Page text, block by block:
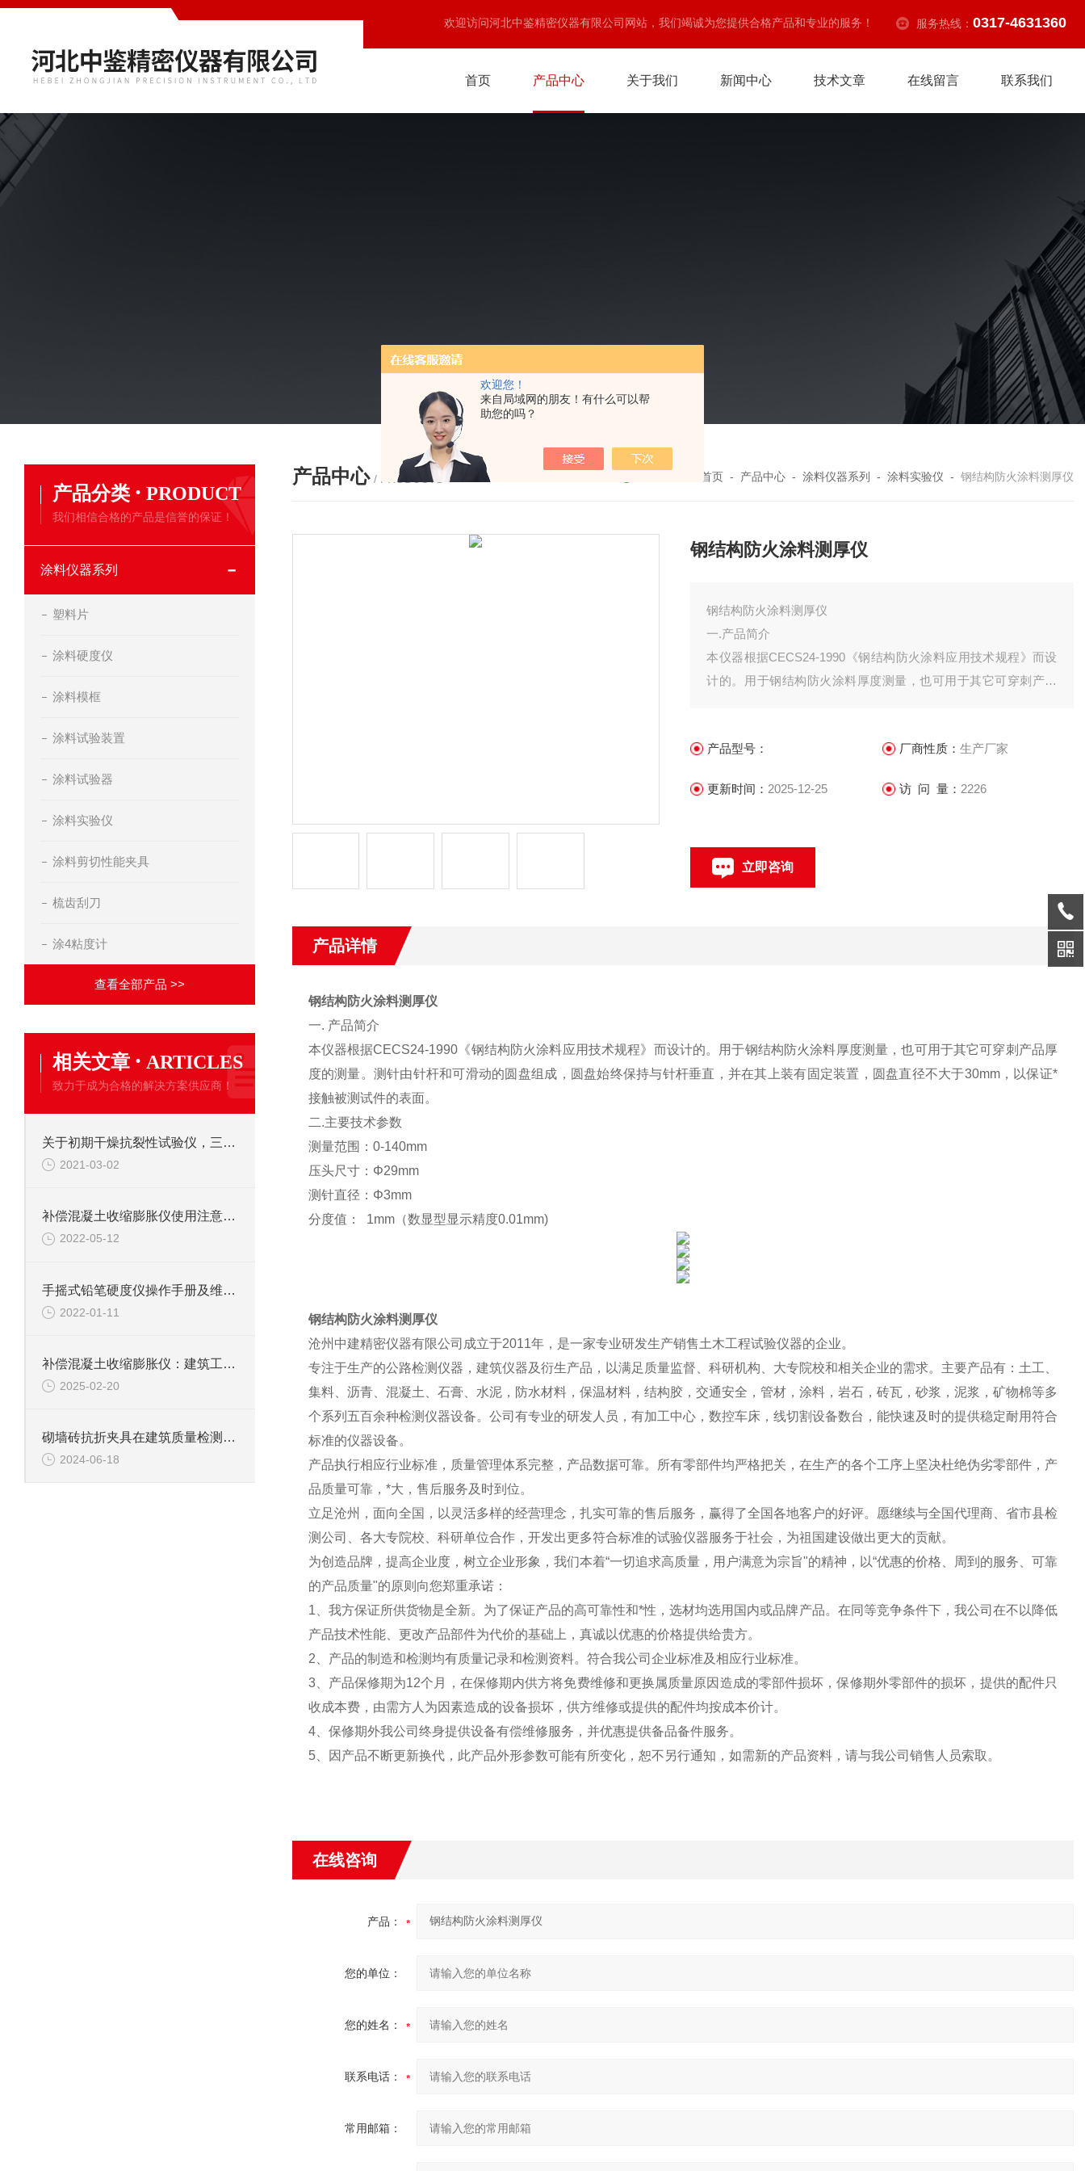
欢迎您！
来自局域网的朋友！有什么可以帮
助您的吗？
欢迎访问河北中鉴精密仪器有限公司网站，我们竭诚为您提供合格产品和专业的服务！ 服务热线： 0317-4631360
首页 产品中心 关于我们 新闻中心 技术文章 在线留言 联系我们
产品分类 · PRODUCT
我们相信合格的产品是信誉的保证！
涂料仪器系列
塑料片
涂料硬度仪
涂料模框
涂料试验装置
涂料试验器
涂料实验仪
涂料剪切性能夹具
梳齿刮刀
涂4粘度计
查看全部产品 >>
相关文章 · ARTICLES
致力于成为合格的解决方案供应商！
关于初期干燥抗裂性试验仪，三分钟您就懂
2021-03-02
补偿混凝土收缩膨胀仪使用注意事项
2022-05-12
手摇式铅笔硬度仪操作手册及维护方法
2022-01-11
补偿混凝土收缩膨胀仪：建筑工程中的精准守护者
2025-02-20
砌墙砖抗折夹具在建筑质量检测中的关键作用
2024-06-18
产品中心 / PRODUCTS 首页 - 产品中心 - 涂料仪器系列 - 涂料实验仪 - 钢结构防火涂料测厚仪
钢结构防火涂料测厚仪
钢结构防火涂料测厚仪
一.产品简介
本仪器根据CECS24-1990《钢结构防火涂料应用技术规程》而设
计的。用于钢结构防火涂料厚度测量，也可用于其它可穿刺产品
证*接触被测试件的表面。
产品型号： 厂商性质： 生产厂家
更新时间： 2025-12-25 访 问 量： 2226
立即咨询
产品详情
钢结构防火涂料测厚仪
一. 产品简介
本仪器根据CECS24-1990《钢结构防火涂料应用技术规程》而设计的。用于钢结构防火涂料厚度测量，也可用于其它可穿刺产品厚
度的测量。测针由针杆和可滑动的圆盘组成，圆盘始终保持与针杆垂直，并在其上装有固定装置，圆盘直径不大于30mm，以保证*
接触被测试件的表面。
二.主要技术参数
测量范围：0-140mm
压头尺寸：Φ29mm
测针直径：Φ3mm
分度值： 1mm（数显型显示精度0.01mm)
钢结构防火涂料测厚仪
沧州中建精密仪器有限公司成立于2011年，是一家专业研发生产销售土木工程试验仪器的企业。
专注于生产的公路检测仪器，建筑仪器及衍生产品，以满足质量监督、科研机构、大专院校和相关企业的需求。主要产品有：土工、
集料、沥青、混凝土、石膏、水泥，防水材料，保温材料，结构胶，交通安全，管材，涂料，岩石，砖瓦，砂浆，泥浆，矿物棉等多
个系列五百余种检测仪器设备。公司有专业的研发人员，有加工中心，数控车床，线切割设备数台，能快速及时的提供稳定耐用符合
标准的仪器设备。
产品执行相应行业标准，质量管理体系完整，产品数据可靠。所有零部件均严格把关，在生产的各个工序上坚决杜绝伪劣零部件，产
品质量可靠，*大，售后服务及时到位。
立足沧州，面向全国，以灵活多样的经营理念，扎实可靠的售后服务，赢得了全国各地客户的好评。愿继续与全国代理商、省市县检
测公司、各大专院校、科研单位合作，开发出更多符合标准的试验仪器服务于社会，为祖国建设做出更大的贡献。
为创造品牌，提高企业度，树立企业形象，我们本着“一切追求高质量，用户满意为宗旨"的精神，以“优惠的价格、周到的服务、可靠
的产品质量"的原则向您郑重承诺：
1、我方保证所供货物是全新。为了保证产品的高可靠性和*性，选材均选用国内或品牌产品。在同等竞争条件下，我公司在不以降低
产品技术性能、更改产品部件为代价的基础上，真诚以优惠的价格提供给贵方。
2、产品的制造和检测均有质量记录和检测资料。符合我公司企业标准及相应行业标准。
3、产品保修期为12个月，在保修期内供方将免费维修和更换属质量原因造成的零部件损坏，保修期外零部件的损坏，提供的配件只
收成本费，由需方人为因素造成的设备损坏，供方维修或提供的配件均按成本价计。
4、保修期外我公司终身提供设备有偿维修服务，并优惠提供备品备件服务。
5、因产品不断更新换代，此产品外形参数可能有所变化，恕不另行通知，如需新的产品资料，请与我公司销售人员索取。
在线咨询
产品：
您的单位：
您的姓名：
联系电话：
常用邮箱：